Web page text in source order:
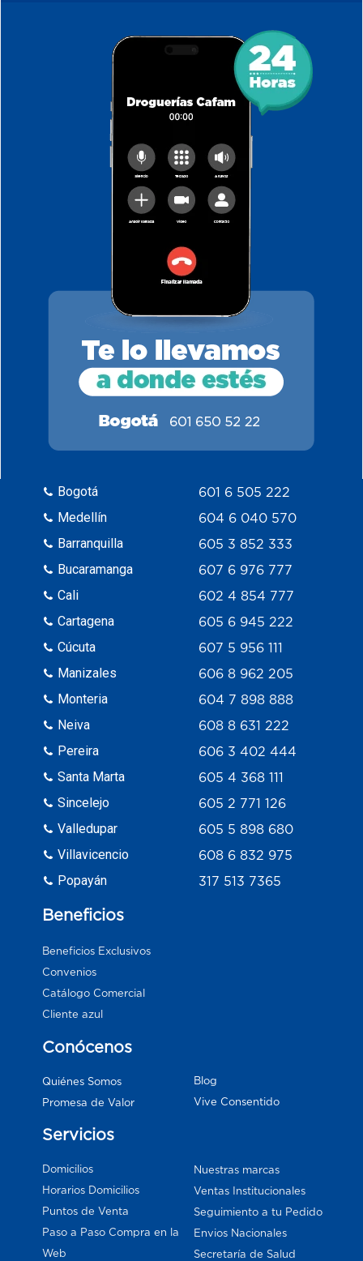
Bogotá
Medellín
Barranquilla
Bucaramanga
Cali
Cartagena
Cúcuta
Manizales
Monteria
Neiva
Pereira
Santa Marta
Sincelejo
Valledupar
Villavicencio
Popayán
601 6 505 222
604 6 040 570
605 3 852 333
607 6 976 777
602 4 854 777
605 6 945 222
607 5 956 111
606 8 962 205
604 7 898 888
608 8 631 222
606 3 402 444
605 4 368 111
605 2 771 126
605 5 898 680
608 6 832 975
317 513 7365
Beneficios
Beneficios Exclusivos
Convenios
Catálogo Comercial
Cliente azul
Conócenos
Quiénes Somos
Promesa de Valor
Blog
Vive Consentido
Servicios
Domicilios
Horarios Domicilios
Puntos de Venta
Paso a Paso Compra en la
Web
Nuestras marcas
Ventas Institucionales
Seguimiento a tu Pedido
Envios Nacionales
Secretaría de Salud